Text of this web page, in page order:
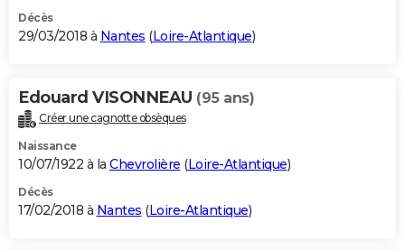
Décès
29/03/2018 à Nantes (Loire-Atlantique)
Edouard VISONNEAU (95 ans)
Créer une cagnotte obsèques
Naissance
10/07/1922 à la Chevrolière (Loire-Atlantique)
Décès
17/02/2018 à Nantes (Loire-Atlantique)